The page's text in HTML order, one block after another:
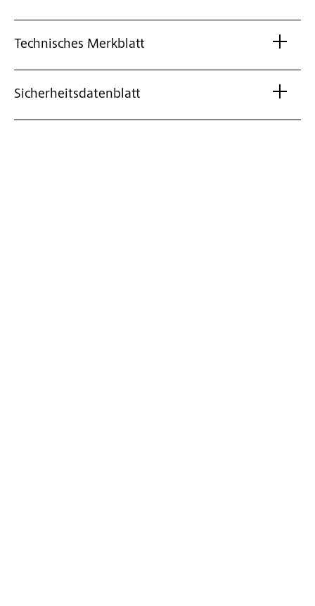
Technisches Merkblatt
Sicherheitsdatenblatt